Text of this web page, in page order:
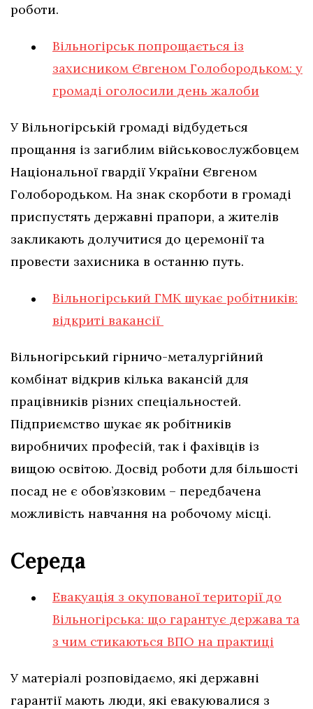
роботи.
Вільногірськ попрощається із
захисником Євгеном Голобородьком: у
громаді оголосили день жалоби
У Вільногірській громаді відбудеться
прощання із загиблим військовослужбовцем
Національної гвардії України Євгеном
Голобородьком. На знак скорботи в громаді
приспустять державні прапори, а жителів
закликають долучитися до церемонії та
провести захисника в останню путь.
Вільногірський ГМК шукає робітників:
відкриті вакансії
Вільногірський гірничо-металургійний
комбінат відкрив кілька вакансій для
працівників різних спеціальностей.
Підприємство шукає як робітників
виробничих професій, так і фахівців із
вищою освітою. Досвід роботи для більшості
посад не є обов’язковим – передбачена
можливість навчання на робочому місці.
Середа
Евакуація з окупованої території до
Вільногірська: що гарантує держава та
з чим стикаються ВПО на практиці
У матеріалі розповідаємо, які державні
гарантії мають люди, які евакуювалися з